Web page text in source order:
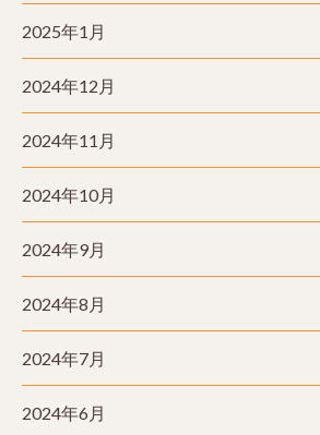
2025年1月
2024年12月
2024年11月
2024年10月
2024年9月
2024年8月
2024年7月
2024年6月